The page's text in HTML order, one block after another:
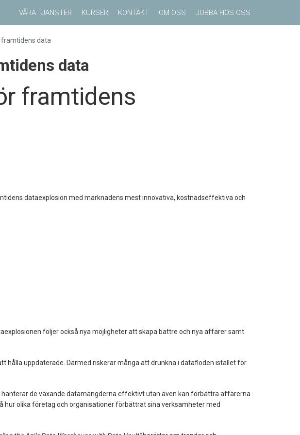
VÅRA TJÄNSTER KURSER KONTAKT OM OSS JOBBA HOS OSS
data
framtidens
dataexplosion med marknadens mest innovativa, kostnadseffektiva och
följer också nya möjligheter att skapa bättre och nya affärer samt
hålla uppdaterade. Därmed riskerar många att drunkna i datafloden istället för
de växande datamängderna effektivt utan även kan förbättra affärerna
hur olika företag och organisationer förbättrat sina verksamheter med